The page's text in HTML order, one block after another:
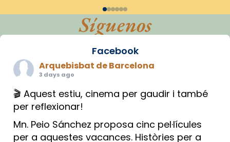
Síguenos
Facebook
Arquebisbat de Barcelona
3 days ago
🎬 Aquest estiu, cinema per gaudir i també
per reflexionar!
Mn. Peio Sánchez proposa cinc pel·lícules
per a aquestes vacances. Històries per a